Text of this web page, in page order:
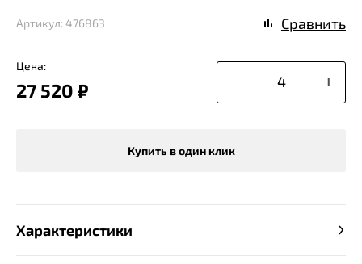
Цена:
27 520 ₽
Купить в один клик
Артикул: 476863 Сравнить
Характеристики